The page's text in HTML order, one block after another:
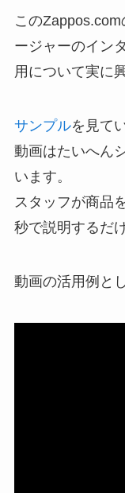
この
ージャーのイン
用について実に
サンプルを見て
動画はたいへん
います。
スタッフが商品
秒で説明するだ
動画の活用例と